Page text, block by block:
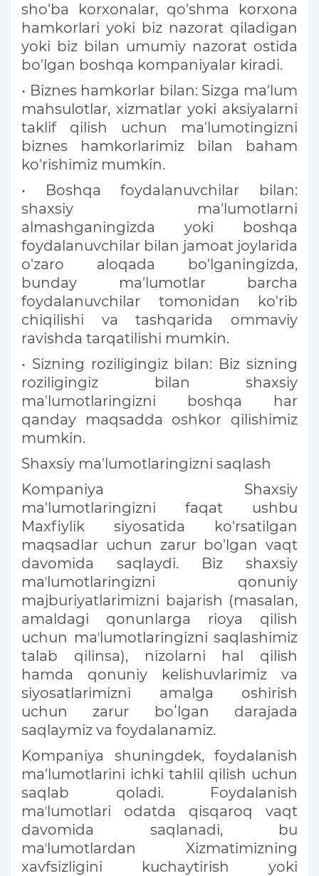
sho'ba korxonalar, qo'shma korxona
hamkorlari yoki biz nazorat qiladigan
yoki biz bilan umumiy nazorat ostida
bo'lgan boshqa kompaniyalar kiradi.
• Biznes hamkorlar bilan: Sizga ma'lum
mahsulotlar, xizmatlar yoki aksiyalarni
taklif qilish uchun ma'lumotingizni
biznes hamkorlarimiz bilan baham
ko'rishimiz mumkin.
• Boshqa foydalanuvchilar bilan:
shaxsiy ma'lumotlarni
almashganingizda yoki boshqa
foydalanuvchilar bilan jamoat joylarida
o'zaro aloqada bo'lganingizda,
bunday ma'lumotlar barcha
foydalanuvchilar tomonidan ko'rib
chiqilishi va tashqarida ommaviy
ravishda tarqatilishi mumkin.
• Sizning roziligingiz bilan: Biz sizning
roziligingiz bilan shaxsiy
ma'lumotlaringizni boshqa har
qanday maqsadda oshkor qilishimiz
mumkin.
Shaxsiy ma'lumotlaringizni saqlash
Kompaniya Shaxsiy
ma'lumotlaringizni faqat ushbu
Maxfiylik siyosatida ko'rsatilgan
maqsadlar uchun zarur bo'lgan vaqt
davomida saqlaydi. Biz shaxsiy
maʼlumotlaringizni qonuniy
majburiyatlarimizni bajarish (masalan,
amaldagi qonunlarga rioya qilish
uchun maʼlumotlaringizni saqlashimiz
talab qilinsa), nizolarni hal qilish
hamda qonuniy kelishuvlarimiz va
siyosatlarimizni amalga oshirish
uchun zarur boʻlgan darajada
saqlaymiz va foydalanamiz.
Kompaniya shuningdek, foydalanish
ma'lumotlarini ichki tahlil qilish uchun
saqlab qoladi. Foydalanish
maʼlumotlari odatda qisqaroq vaqt
davomida saqlanadi, bu
maʼlumotlardan Xizmatimizning
xavfsizligini kuchaytirish yoki